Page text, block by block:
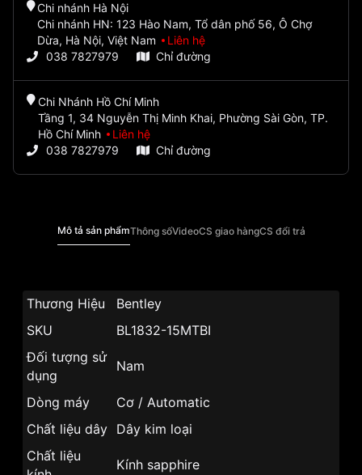
Chi nhánh Hà Nội
Chi nhánh HN: 123 Hào Nam, Tổ dân phố 56, Ô Chợ
Dừa, Hà Nội, Việt Nam
Liên hệ
038 7827979
Chỉ đường
Chi Nhánh Hồ Chí Minh
Tầng 1, 34 Nguyễn Thị Minh Khai, Phường Sài Gòn, TP.
Hồ Chí Minh
Liên hệ
038 7827979
Chỉ đường
Mô tả sản phẩmThông sốVideoCS giao hàngCS đổi trả
Thương Hiệu
Bentley
SKU
BL1832-15MTBI
Đối tượng sử
dụng
Nam
Dòng máy
Cơ / Automatic
Chất liệu dây Dây kim loại
Chất liệu
Kính sapphire